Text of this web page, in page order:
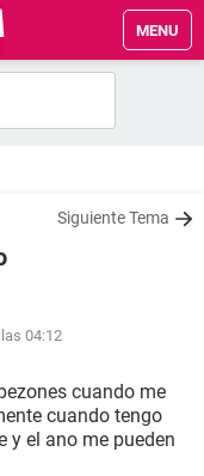
MENU
Siguiente Tema
04:12
cuando me
cuando tengo
y el ano me pueden